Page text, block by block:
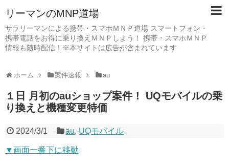
リーマンのMNP道場
サラリーマンによる携帯・スマホＭＮＰ道場 スマートフォン・
携帯電話をお得に乗り換えＭＮＰしよう！ 携帯・スマホＭＮＰ
情報も随時配信！※本サイトは広告が含まれています
ホーム 案件速報 au
１日 月初のauショップ案件！ UQモバイルの乗
り換えと機種変更特価
2024/3/1 au, UQモバイル
▼画面一番下に移動